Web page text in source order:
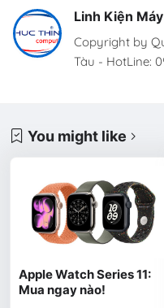
Linh Kiện
Copyright by
Tàu - HotLine:
You might like
Apple Watch Series 11:
Mua ngay nào!